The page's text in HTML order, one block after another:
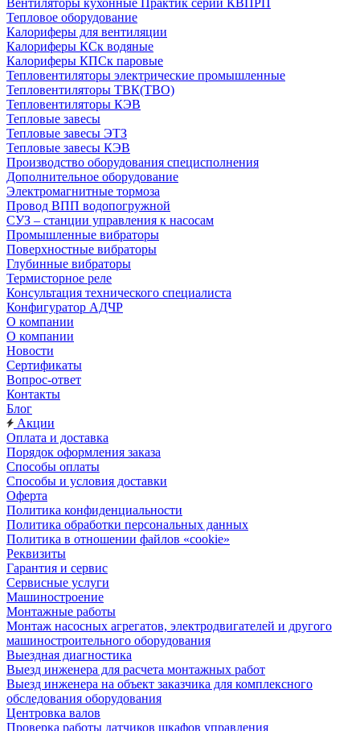
Вентиляторы кухонные Практик серии КВПРП
Тепловое оборудование
Калориферы для вентиляции
Калориферы КСк водяные
Калориферы КПСк паровые
Тепловентиляторы электрические промышленные
Тепловентиляторы ТВК(ТВО)
Тепловентиляторы КЭВ
Тепловые завесы
Тепловые завесы ЭТЗ
Тепловые завесы КЭВ
Производство оборудования специсполнения
Дополнительное оборудование
Электромагнитные тормоза
Провод ВПП водопогружной
СУЗ – станции управления к насосам
Промышленные вибраторы
Поверхностные вибраторы
Глубинные вибраторы
Термисторное реле
Консультация технического специалиста
Конфигуратор АДЧР
О компании
О компании
Новости
Сертификаты
Вопрос-ответ
Контакты
Блог
Акции
Оплата и доставка
Порядок оформления заказа
Способы оплаты
Способы и условия доставки
Оферта
Политика конфиденциальности
Политика обработки персональных данных
Политика в отношении файлов «cookie»
Реквизиты
Гарантия и сервис
Сервисные услуги
Машиностроение
Монтажные работы
Монтаж насосных агрегатов, электродвигателей и другого
машиностроительного оборудования
Выездная диагностика
Выезд инженера для расчета монтажных работ
Выезд инженера на объект заказчика для комплексного
обследования оборудования
Центровка валов
Проверка работы датчиков шкафов управления